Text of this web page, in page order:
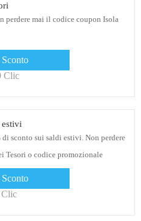
perdere mai il codice coupon Isola
Clic
estivi
sconto sui saldi estivi. Non perdere
Tesori o codice promozionale
Clic